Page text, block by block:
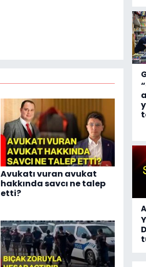
Avukatı vuran avukat
hakkında savcı ne talep
etti?